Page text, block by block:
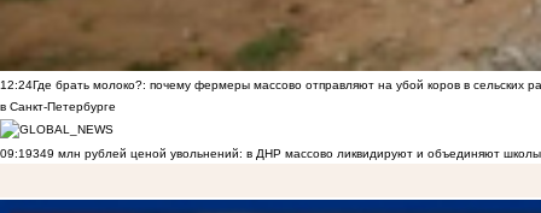
12:24Где брать молоко?: почему фермеры массово отправляют на убой коров в сельских
в Санкт-Петербурге
09:19349 млн рублей ценой увольнений: в ДНР массово ликвидируют и объединяют